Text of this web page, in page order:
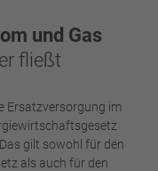
und Gas
fließt
Ersatzversorgung im
gilt sowohl für den
als auch für den